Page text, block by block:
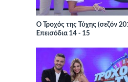
Ο Τροχός της Τύχης (σεζόν
Επεισόδια 14 - 15